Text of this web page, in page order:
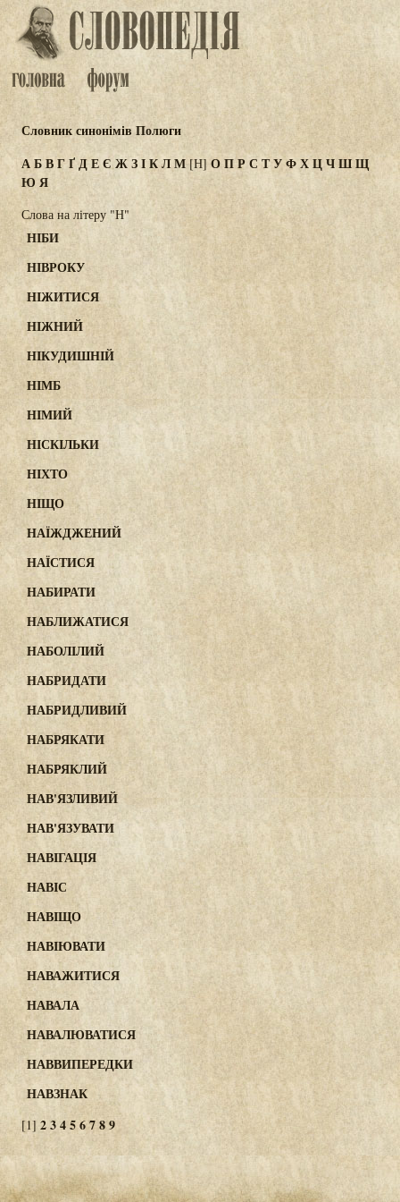
Словник синонімів Полюги
АБВГҐДЕЄ ЖЗІКЛМ [Н] ОПР СТУФХЦЧШЩ
Ю Я
Слова на літеру "Н"
НІБИ
НІВРОКУ
НІЖИТИСЯ
НІЖНИЙ
НІКУДИШНІЙ
НІМБ
НІМИЙ
НІСКІЛЬКИ
НІХТО
НІЩО
НАЇЖДЖЕНИЙ
НАЇСТИСЯ
НАБИРАТИ
НАБЛИЖАТИСЯ
НАБОЛІЛИЙ
НАБРИДАТИ
НАБРИДЛИВИЙ
НАБРЯКАТИ
НАБРЯКЛИЙ
НАВ'ЯЗЛИВИЙ
НАВ'ЯЗУВАТИ
НАВІГАЦІЯ
НАВІС
НАВІЩО
НАВІЮВАТИ
НАВАЖИТИСЯ
НАВАЛА
НАВАЛЮВАТИСЯ
НАВВИПЕРЕДКИ
НАВЗНАК
[1] 23456789